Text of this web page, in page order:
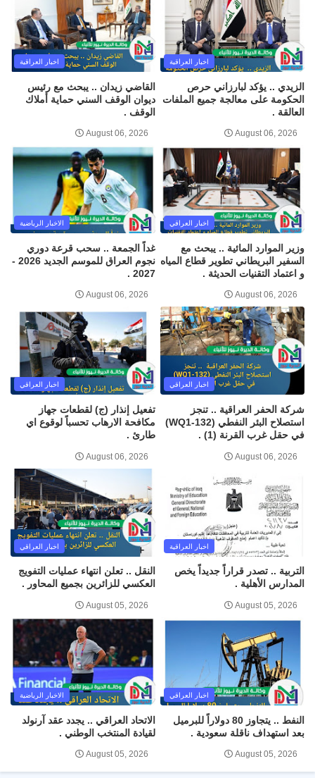
اخبار العراقية
الزيدي .. يؤكد لبارزاني حرص
الحكومة على معالجة جميع الملفات
العالقة .
August 06, 2026
اخبار العراقية
القاضي زيدان .. يبحث مع رئيس
ديوان الوقف السني حماية أملاك
الوقف .
August 06, 2026
اخبار العراقي
وزير الموارد المائية .. يبحث مع
السفير البريطاني تطوير قطاع المياه
و اعتماد التقنيات الحديثة .
August 06, 2026
الاخبار الرياضية
غداً الجمعة .. سحب قرعة دوري
نجوم العراق للموسم الجديد 2026 -
2027 .
August 06, 2026
اخبار العراقي
شركة الحفر العراقية .. تنجز
استصلاح البئر النفطي (WQ1-132)
في حقل غرب القرنة (1) .
August 06, 2026
اخبار العراقي
تفعيل إنذار (ج) لقطعات جهاز
مكافحة الارهاب تحسباً لوقوع اي
طارئ .
August 06, 2026
اخبار العراقية
التربية .. تصدر قراراً جديداً يخص
المدارس الأهلية .
August 05, 2026
اخبار العراقي
النقل .. تعلن انتهاء عمليات التفويج
العكسي للزائرين بجميع المحاور .
August 05, 2026
اخبار العراقي
النفط .. يتجاوز 80 دولاراً للبرميل
بعد استهداف ناقلة سعودية .
August 05, 2026
الاخبار الرياضية
الاتحاد العراقي .. يجدد عقد آرنولد
لقيادة المنتخب الوطني .
August 05, 2026